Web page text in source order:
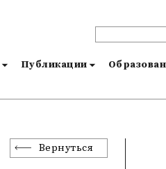
Публикации
Вернуться